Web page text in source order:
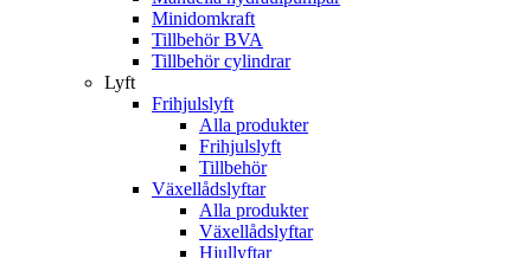
Minidomkraft
Tillbehör BVA
Tillbehör cylindrar
Lyft
Frihjulslyft
Alla produkter
Frihjulslyft
Tillbehör
Växellådslyftar
Alla produkter
Växellådslyftar
Hjullyftar